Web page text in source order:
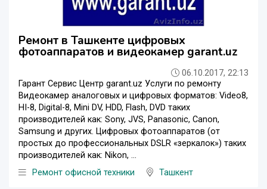
Ремонт в Ташкенте цифровых
фотоаппаратов и видеокамер garant.uz
06.10.2017, 22:13
Гарант Сервис Центр garant.uz Услуги по ремонту
Видеокамер аналоговых и цифровых форматов: Video8,
HI-8, Digital-8, Mini DV, HDD, Flash, DVD таких
производителей как: Sony, JVS, Panasonic, Canon,
Samsung и других. Цифровых фотоаппаратов (от
простых до профессиональных DSLR «зеркалок») таких
производителей как: Nikon, ...
Ремонт офисной техники
Ташкент